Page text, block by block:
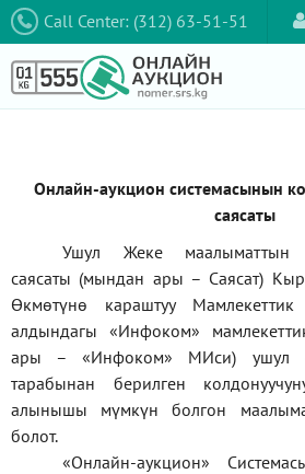
Call Center: (312) 63-51-51
Онлайн-аукцион системасынын
саясаты
Ушул Жеке маалыматтын
саясаты (мындан ары – Саясат)
Өкмөтүнө караштуу
алдындагы «Инфоком»
ары –«Инфоком» МИси) ушул
тарабынан берилген
алынышы мүмкүн болгон
болот.
«Онлайн-аукцион»